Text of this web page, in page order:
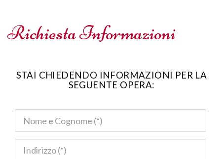
Richiesta Informazioni
STAI CHIEDENDO INFORMAZIONI PER LA
SEGUENTE OPERA: